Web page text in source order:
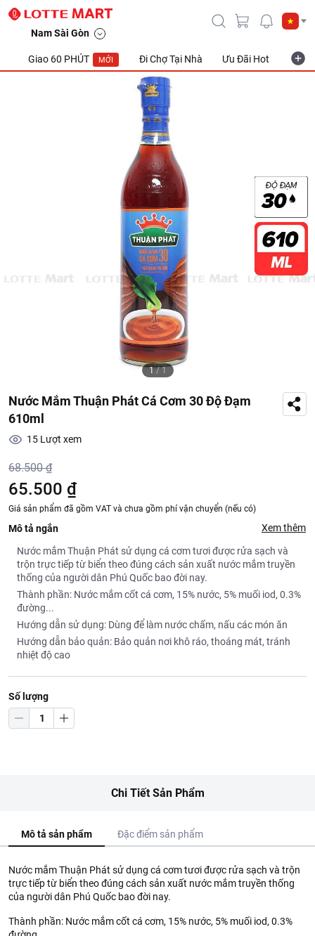
Nam Sài Gòn
Giao 60 PHÚT MỚI Đi Chợ Tại Nhà Ưu Đãi Hot
1/1
Nước Mắm Thuận Phát Cá Cơm 30 Độ Đạm
610ml
15 Lượt xem
68.500 ₫
65.500 ₫
Giá sản phẩm đã gồm VAT và chưa gồm phí vận chuyển (nếu có)
Mô tả ngắn Xem thêm
Nước mắm Thuận Phát sử dụng cá cơm tươi được rửa sạch và
trộn trực tiếp từ biển theo đúng cách sản xuất nước mắm truyền
thống của người dân Phú Quốc bao đời nay.
Thành phần: Nước mắm cốt cá cơm, 15% nước, 5% muối iod, 0.3%
đường...
Hướng dẫn sử dụng: Dùng để làm nước chấm, nấu các món ăn
Hướng dẫn bảo quản: Bảo quản nơi khô ráo, thoáng mát, tránh
nhiệt độ cao
Số lượng
Chi Tiết Sản Phẩm
Mô tả sản phẩm Đặc điểm sản phẩm
Nước mắm Thuận Phát sử dụng cá cơm tươi được rửa sạch và trộn
trực tiếp từ biển theo đúng cách sản xuất nước mắm truyền thống
của người dân Phú Quốc bao đời nay.
Thành phần: Nước mắm cốt cá cơm, 15% nước, 5% muối iod, 0.3%